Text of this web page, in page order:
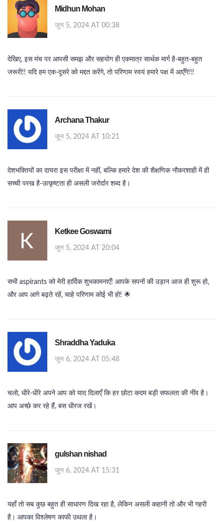
Midhun Mohan
जून 5, 2024 AT 00:38
देखिए, इस मंच पर आपसी समझ और सहयोग ही एकमात्र सार्थक मार्ग है-बहुत‑बहुत
जरूरी!! यदि हम एक-दूसरे को मद्दत करेंगे, तो परिणाम स्वयं हमारे पक्ष में आएँगे!!!
Archana Thakur
जून 5, 2024 AT 10:21
देशभक्तियों का दायरा इस परीक्षा में नहीं, बल्कि हमारे देश की शैक्षणिक नौकरशाही में ही
सच्ची परख है-उत्कृष्टता ही असली जरोर्दार शब्द है।
Ketkee Goswami
जून 5, 2024 AT 20:04
सभी aspirants को मेरी हार्दिक शुभकामनाएँ! आपके सपनों की उड़ान आज ही शुरू हो,
और आप आगे बढ़ते रहें, चाहे परिणाम कोई भी हो! 🌟
Shraddha Yaduka
जून 6, 2024 AT 05:48
चलो, धीरे‑धीरे अपने आप को याद दिलाएँ कि हर छोटा कदम बड़ी सफलता की नींव है।
आप अच्छे कर रहे हैं, बस धीरज रखें।
gulshan nishad
जून 6, 2024 AT 15:31
यहाँ तो सब कुछ बहुत ही साधारण दिख रहा है, लेकिन असली कहानी तो और भी गहरी
है। आपका विश्लेषण काफी उथला है।